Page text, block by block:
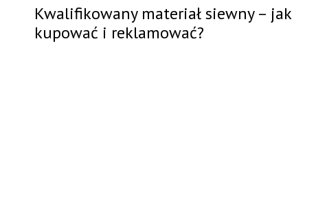
Kwalifikowany materiał siewny – jak
kupować i reklamować?